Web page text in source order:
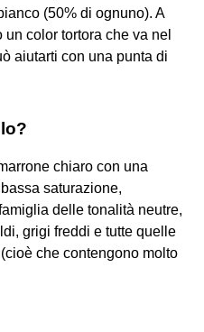
(50% di ognuno). A
color tortora che va nel
aiutarti con una punta di
chiaro con una
saturazione,
delle tonalità neutre,
grigi freddi e tutte quelle
che contengono molto